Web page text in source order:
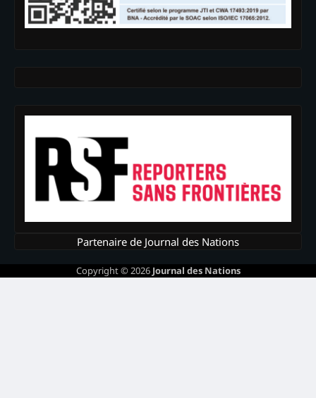
Partenaire de Journal des Nations
Copyright © 2026 Journal des Nations